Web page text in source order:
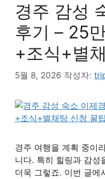
경주 감성
후기 – 25
+조식+별
5월 8, 2026 작성자:
경주 여행을 계획 중이
니다. 특히 힐링과 감성
더욱 그렇죠. 이번 글에